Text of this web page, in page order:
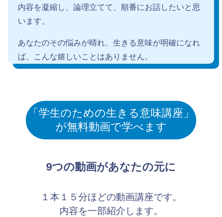
内容を凝縮し、論理立てて、順番にお話したいと思
います。
あなたのその悩みが晴れ、生きる意味が明確になれ
ば、こんな嬉しいことはありません。
「学生のための生きる意味講座」
が無料動画で学べます
9つの動画があなたの元に
１本１５分ほどの動画講座です。
内容を一部紹介します。